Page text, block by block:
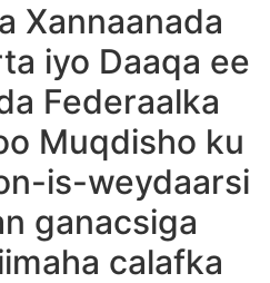
Xannaanada
iyo Daaqa ee
Federaalka
Muqdisho ku
is-weydaarsi
ganacsiga
calafka